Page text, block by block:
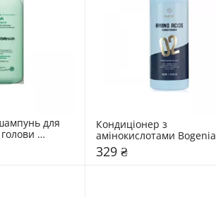
для
Fresh
Кондиціонер з
амінокислотами Bogenia
Amino Acids
329 ₴